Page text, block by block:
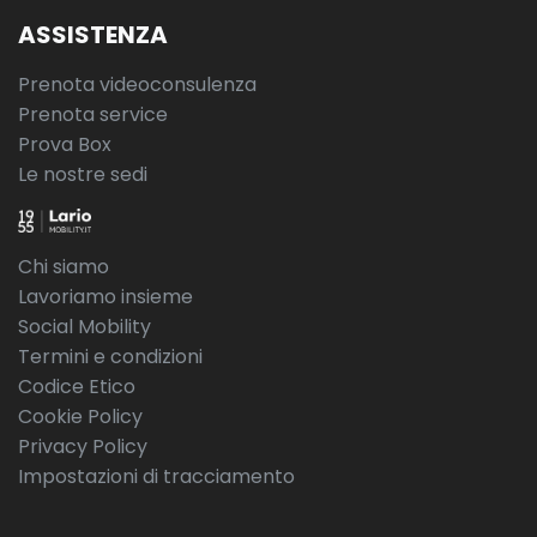
ASSISTENZA
Prenota videoconsulenza
Prenota service
Prova Box
Le nostre sedi
Chi siamo
Lavoriamo insieme
Social Mobility
Termini e condizioni
Codice Etico
Cookie Policy
Privacy Policy
Impostazioni di tracciamento